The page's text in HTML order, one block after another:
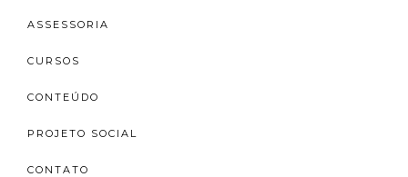
ASSESSORIA
CURSOS
CONTEÚDO
PROJETO SOCIAL
CONTATO